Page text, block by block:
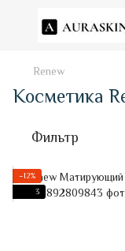
Renew
Косметика
Фильтр
−12%
3